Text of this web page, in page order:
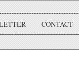
CONTACT